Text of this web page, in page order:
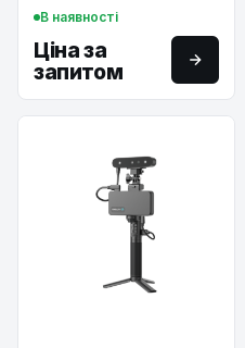
В наявності
Ціна за
запитом